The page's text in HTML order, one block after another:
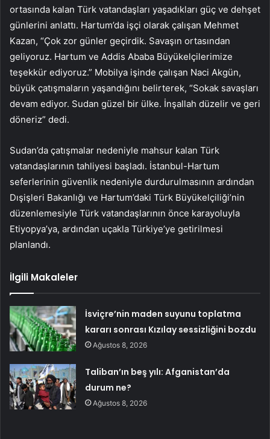
ortasında kalan Türk vatandaşları yaşadıkları güç ve dehşet
günlerini anlattı. Hartum’da işçi olarak çalışan Mehmet
Kazan, “Çok zor günler geçirdik. Savaşın ortasından
geliyoruz. Hartum ve Addis Ababa Büyükelçilerimize
teşekkür ediyoruz.” Mobilya işinde çalışan Naci Akgün,
büyük çatışmaların yaşandığını belirterek, “Sokak savaşları
devam ediyor. Sudan güzel bir ülke. İnşallah düzelir ve geri
döneriz” dedi.
Sudan’da çatışmalar nedeniyle mahsur kalan Türk
vatandaşlarının tahliyesi başladı. İstanbul-Hartum
seferlerinin güvenlik nedeniyle durdurulmasının ardından
Dışişleri Bakanlığı ve Hartum’daki Türk Büyükelçiliği’nin
düzenlemesiyle Türk vatandaşlarının önce karayoluyla
Etiyopya’ya, ardından uçakla Türkiye’ye getirilmesi
planlandı.
İlgili Makaleler
İsviçre’nin maden suyunu toplatma
kararı sonrası Kızılay sessizliğini bozdu
Ağustos 8, 2026
Taliban’ın beş yılı: Afganistan’da
durum ne?
Ağustos 8, 2026